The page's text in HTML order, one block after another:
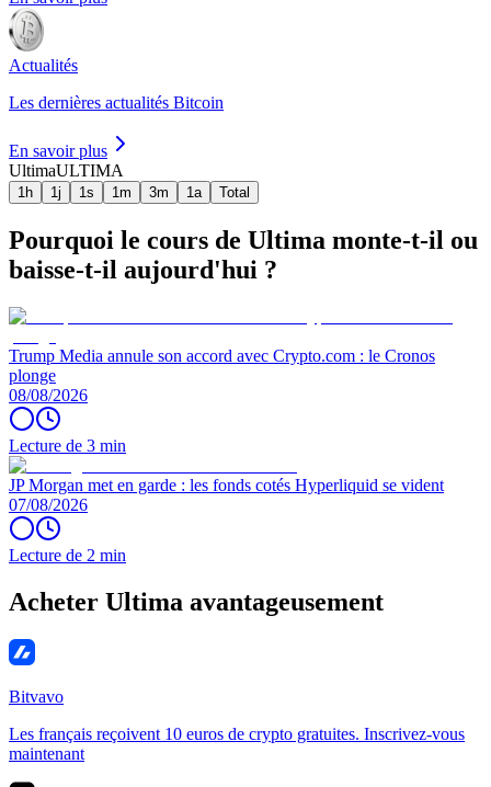
Actualités
Les dernières actualités Bitcoin
En savoir plus
UltimaULTIMA
1h 1j 1s 1m 3m 1a Total
Pourquoi le cours de Ultima monte-t-il ou
baisse-t-il aujourd'hui ?
Trump Media annule son accord avec Crypto.com : le Cronos
plonge
08/08/2026
Lecture de 3 min
JP Morgan met en garde : les fonds cotés Hyperliquid se vident
07/08/2026
Lecture de 2 min
Acheter Ultima avantageusement
Bitvavo
Les français reçoivent 10 euros de crypto gratuites. Inscrivez-vous
maintenant